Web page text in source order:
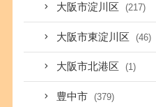
大阪市淀川区 (217)
大阪市東淀川区 (46)
大阪市北港区 (1)
豊中市 (379)